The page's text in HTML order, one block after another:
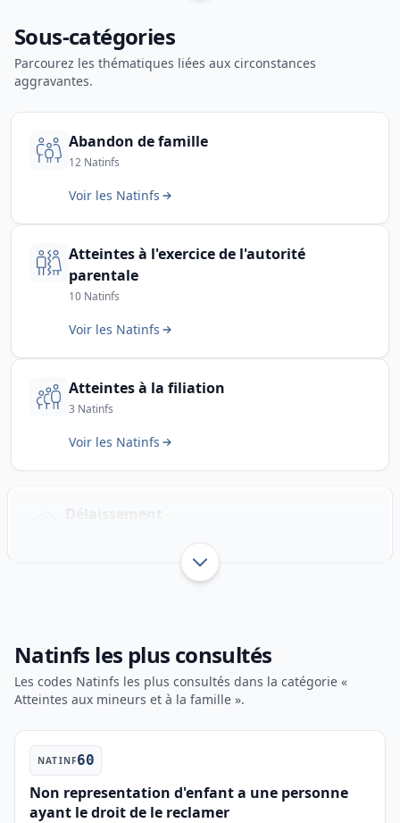
rapidement le code d’infraction pertinent.
Sous-catégories
Parcourez les thématiques liées aux circonstances
aggravantes.
Abandon de famille
12 Natinfs
Voir les Natinfs
Atteintes à l'exercice de l'autorité
parentale
10 Natinfs
Voir les Natinfs
Atteintes à la filiation
3 Natinfs
Voir les Natinfs
Afficher jusqu’à 2 sous-
Natinfs les plus consultés
Les codes Natinfs les plus consultés dans la catégorie «
Atteintes aux mineurs et à la famille ».
NATINF60
Non representation d'enfant a une personne
ayant le droit de le reclamer